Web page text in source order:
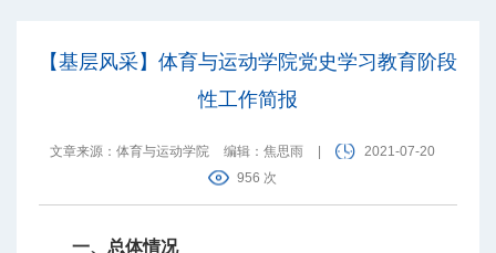
【基层风采】体育与运动学院党史学习教育阶段
性工作简报
文章来源：体育与运动学院 编辑：焦思雨
2021-07-20
956 次
一、总体情况